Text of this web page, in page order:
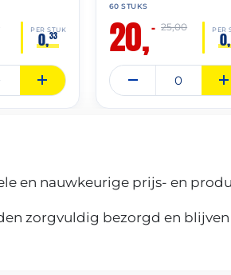
PER STUK
0,33
60 STUKS
20,– PER
0,
25,00
en nauwkeurige prijs- en
zorgvuldig bezorgd en